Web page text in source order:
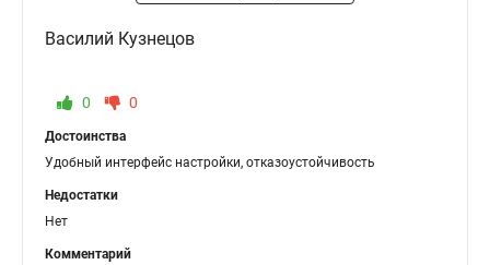
Василий Кузнецов
0 0
Достоинства
Удобный интерфейс настройки, отказоустойчивость
Недостатки
Нет
Комментарий